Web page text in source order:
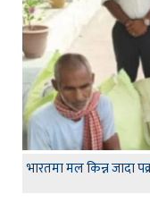
भारतमा मल किन्न जादा